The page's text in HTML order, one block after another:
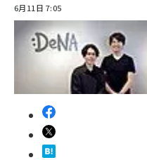
6月11日 7:05